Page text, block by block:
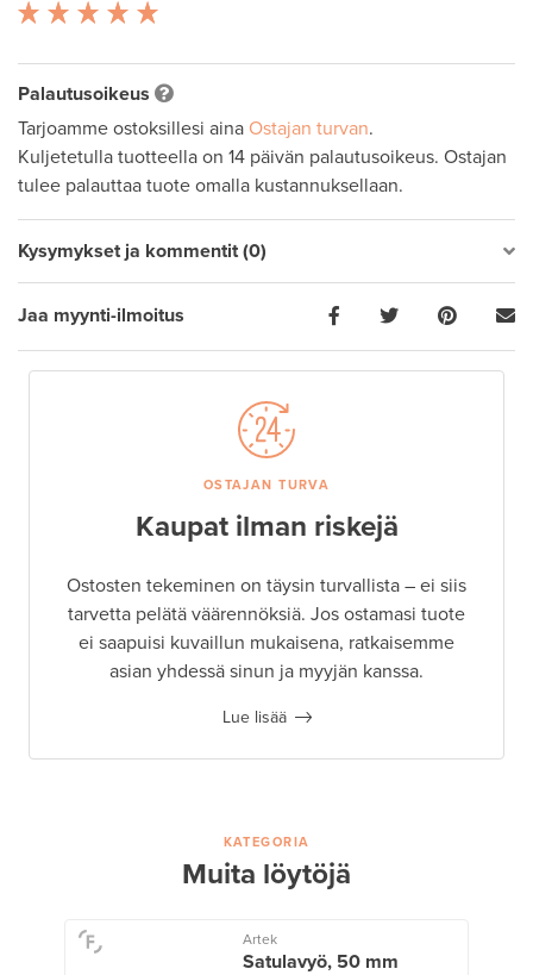
Palautusoikeus
Tarjoamme ostoksillesi aina Ostajan turvan.
Kuljetetulla tuotteella on 14 päivän palautusoikeus. Ostajan
tulee palauttaa tuote omalla kustannuksellaan.
Kysymykset ja kommentit (0)
Jaa myynti-ilmoitus
OSTAJAN TURVA
Kaupat ilman riskejä
Ostosten tekeminen on täysin turvallista – ei siis
tarvetta pelätä väärennöksiä. Jos ostamasi tuote
ei saapuisi kuvaillun mukaisena, ratkaisemme
asian yhdessä sinun ja myyjän kanssa.
Lue lisää
KATEGORIA
Muita löytöjä
Artek
Satulavyö, 50 mm